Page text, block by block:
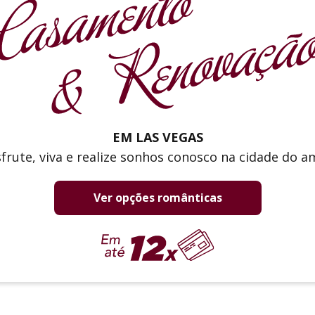
EM LAS VEGAS
viva e realize sonhos conosco na cidade do
Ver opções românticas